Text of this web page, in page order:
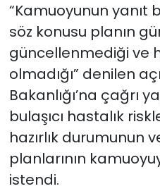
“Kamuoyunun yanıt
söz konusu planın
güncellenmediği ve
olmadığı” denilen
Bakanlığı’na çağrı
bulaşıcı hastalık
hazırlık durumunun
planlarının
istendi.